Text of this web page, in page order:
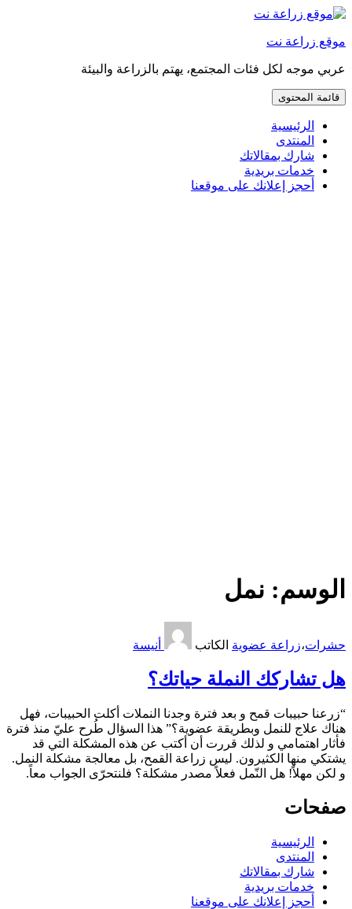
إذهب
إلى
موقع زراعة نت
عربي موجه لكل فئات المجتمع، يهتم بالزراعة والبيئة
قائمة المحتوى
الرئيسية
المنتدى
شارك بمقالاتك
خدمات بريدية
أحجز إعلانك على موقعنا
الوسم: نمل
حشرات،زراعة عضوية الكاتب أنيسة
هل تشاركك النملة حياتك؟
“زرعنا حبيبات قمح و بعد فترة وجدنا النملات أكلت الحبيبات، فهل
هناك علاج للنمل وبطريقة عضوية؟” هذا السؤال طُرح عليّ منذ فترة
فأثار اهتمامي و لذلك قررت أن أكتب عن هذه المشكلة التي قد
يشتكي منها الكثيرون. ليس زراعة القمح، بل معالجة مشكلة النمل.
و لكن مهلاً! هل النّمل فعلاً مصدر مشكلة؟ فلنتحرّى الجواب معاً.
صفحات
الرئيسية
المنتدى
شارك بمقالاتك
خدمات بريدية
أحجز إعلانك على موقعنا